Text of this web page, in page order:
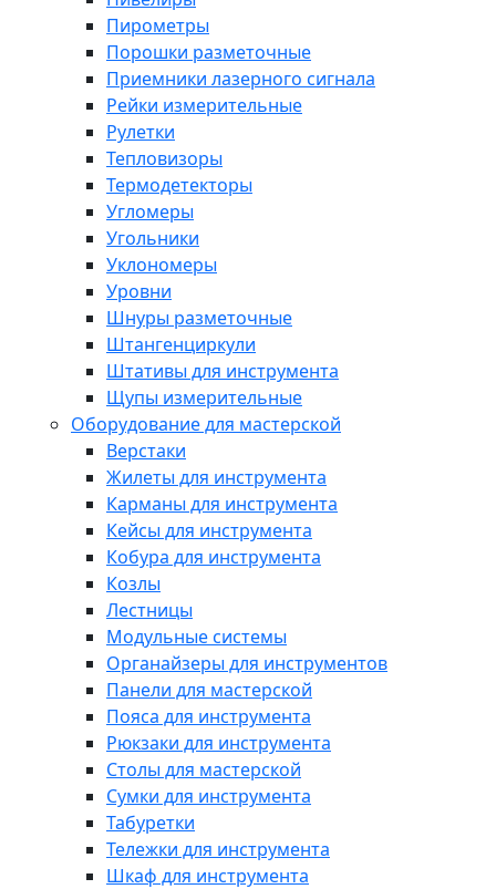
Пирометры
Порошки разметочные
Приемники лазерного сигнала
Рейки измерительные
Рулетки
Тепловизоры
Термодетекторы
Угломеры
Угольники
Уклономеры
Уровни
Шнуры разметочные
Штангенциркули
Штативы для инструмента
Щупы измерительные
Оборудование для мастерской
Верстаки
Жилеты для инструмента
Карманы для инструмента
Кейсы для инструмента
Кобура для инструмента
Козлы
Лестницы
Модульные системы
Органайзеры для инструментов
Панели для мастерской
Пояса для инструмента
Рюкзаки для инструмента
Столы для мастерской
Сумки для инструмента
Табуретки
Тележки для инструмента
Шкаф для инструмента